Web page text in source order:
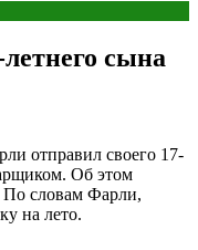
сына
отправил своего 17-
Об этом
По словам Фарли,
на лето.